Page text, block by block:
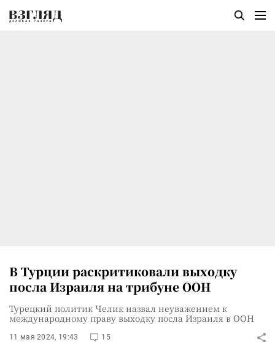
В Турции раскритиковали выходку
посла Израиля на трибуне ООН
Турецкий политик Челик назвал неуважением к
международному праву выходку посла Израиля в ООН
11 мая 2024, 19:43 15